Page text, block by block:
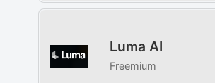
Luma AI
Freemium